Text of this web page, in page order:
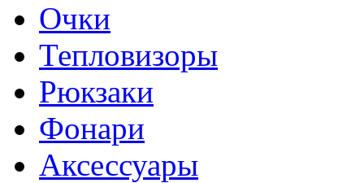
Очки
Тепловизоры
Рюкзаки
Фонари
Аксессуары